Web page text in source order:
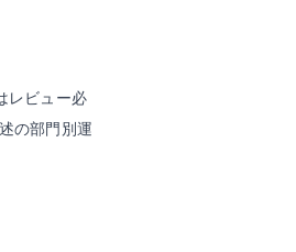
レビュー必
の部門別運